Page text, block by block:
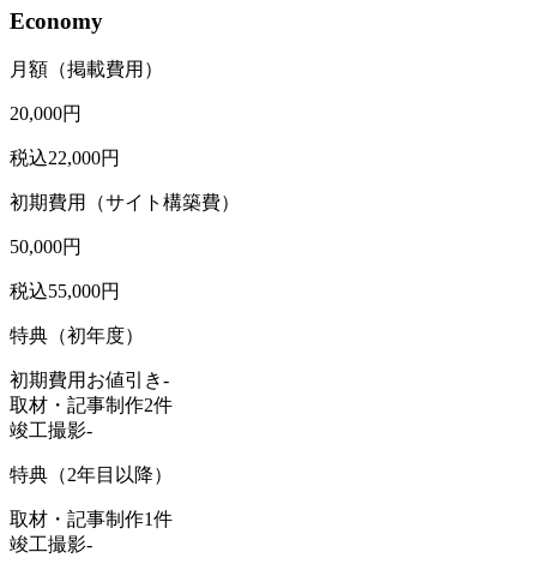
Economy
月額（掲載費用）
20,000円
税込22,000円
初期費用（サイト構築費）
50,000円
税込55,000円
特典（初年度）
初期費用お値引き-
取材・記事制作2件
竣工撮影-
特典（2年目以降）
取材・記事制作1件
竣工撮影-